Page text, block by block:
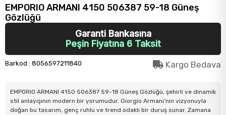
EMPORIO ARMANI 4150 506387 59-18 Güneş
Gözlüğü
Garanti Bankasına
Peşin Fiyatına 6 Taksit
Barkod : 8056597211840 Kargo Bedava
EMPORIO ARMANI 4150 506387 59-18 Güneş Gözlüğü, şehirli ve dinamik
stil anlayışının modern bir yorumudur. Giorgio Armani’nin vizyonuyla
doğan bu tasarım, genç ruhlu ve trend odaklı bir duruş sunar. Zamana